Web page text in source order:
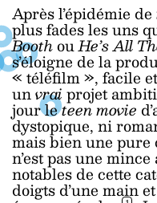
Après l’épidémie de
plus fades les uns
BoothouHe’s All
s’éloigne de la
« téléfilm », facile
unvraiprojet
jour leteen movie
dystopique, ni
mais bien une pure
n’est pas une
notables de cette
doigts d’une main